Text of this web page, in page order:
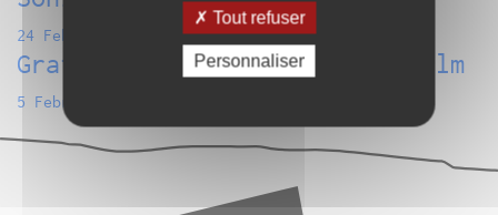
24 February 2015
Grateful Night : Musique & film
5 February 2015
Tout refuser
Personnaliser